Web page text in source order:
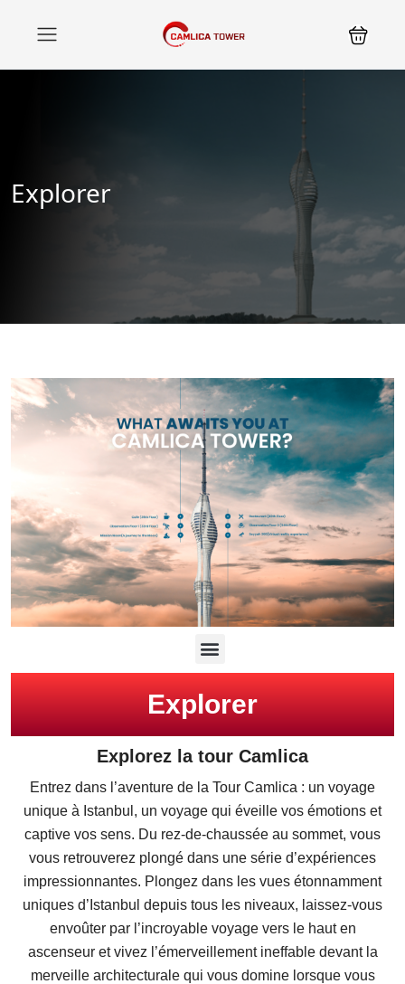
Explorer
Explorer
Explorez la tour Camlica
Entrez dans l’aventure de la Tour Camlica : un voyage
unique à Istanbul, un voyage qui éveille vos émotions et
captive vos sens. Du rez-de-chaussée au sommet, vous
vous retrouverez plongé dans une série d’expériences
impressionnantes. Plongez dans les vues étonnamment
uniques d’Istanbul depuis tous les niveaux, laissez-vous
envoûter par l’incroyable voyage vers le haut en
ascenseur et vivez l’émerveillement ineffable devant la
merveille architecturale qui vous domine lorsque vous